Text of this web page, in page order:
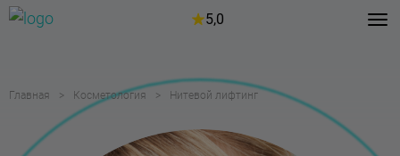
5,0
Главная Косметология Нитевой лифтинг